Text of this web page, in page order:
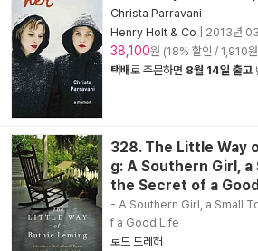
Christa Parravani
Henry Holt & Co
2013년
38,100원 (18% 할인 / 1,910
택배로 주문하면 8월 14일 출고
328. The Little Way
g: A Southern Girl, a
the Secret of a
- A Southern Girl, a Small
f a Good Life
로드 드레허